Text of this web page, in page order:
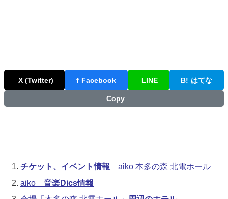
X (Twitter) f Facebook LINE B! はてな
Copy
チケット、イベント情報 aiko 本多の森 北電ホール
aiko 音楽Dics情報